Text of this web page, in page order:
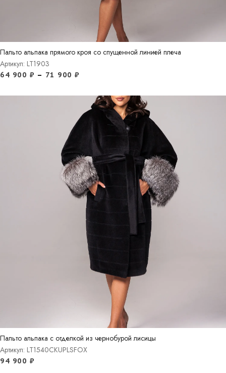
Пальто альпака прямого кроя со спущенной линией плеча
Артикул: LT1903
64 900 ₽ – 71 900 ₽
Пальто альпака с отделкой из чернобурой лисицы
Артикул: LT1540СKUPLSFOX
94 900 ₽